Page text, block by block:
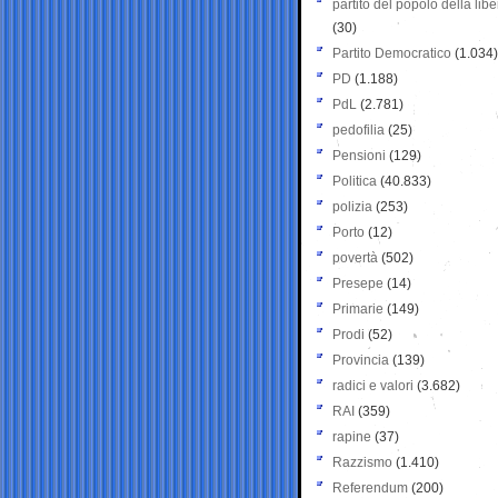
partito del popolo della
(30)
Partito Democratico (1.034)
PD (1.188)
PdL (2.781)
pedofilia (25)
Pensioni (129)
Politica (40.833)
polizia (253)
Porto (12)
povertà (502)
Presepe (14)
Primarie (149)
Prodi (52)
Provincia (139)
radici e valori (3.682)
RAI (359)
rapine (37)
Razzismo (1.410)
Referendum (200)